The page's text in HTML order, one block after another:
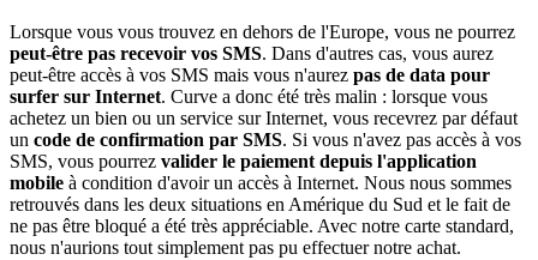
Lorsque vous vous trouvez en dehors de l'Europe, vous ne pourrez
peut-être pas recevoir vos SMS. Dans d'autres cas, vous aurez
peut-être accès à vos SMS mais vous n'aurez pas de data pour
surfer sur Internet. Curve a donc été très malin : lorsque vous
achetez un bien ou un service sur Internet, vous recevrez par défaut
un code de confirmation par SMS. Si vous n'avez pas accès à vos
SMS, vous pourrez valider le paiement depuis l'application
mobile à condition d'avoir un accès à Internet. Nous nous sommes
retrouvés dans les deux situations en Amérique du Sud et le fait de
ne pas être bloqué a été très appréciable. Avec notre carte standard,
nous n'aurions tout simplement pas pu effectuer notre achat.